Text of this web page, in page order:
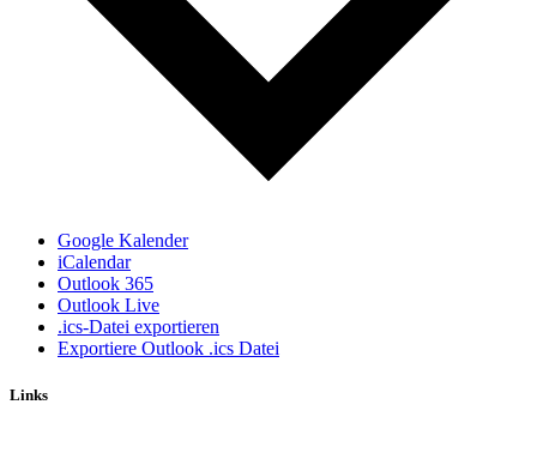
Google Kalender
iCalendar
Outlook 365
Outlook Live
.ics-Datei exportieren
Exportiere Outlook .ics Datei
Links